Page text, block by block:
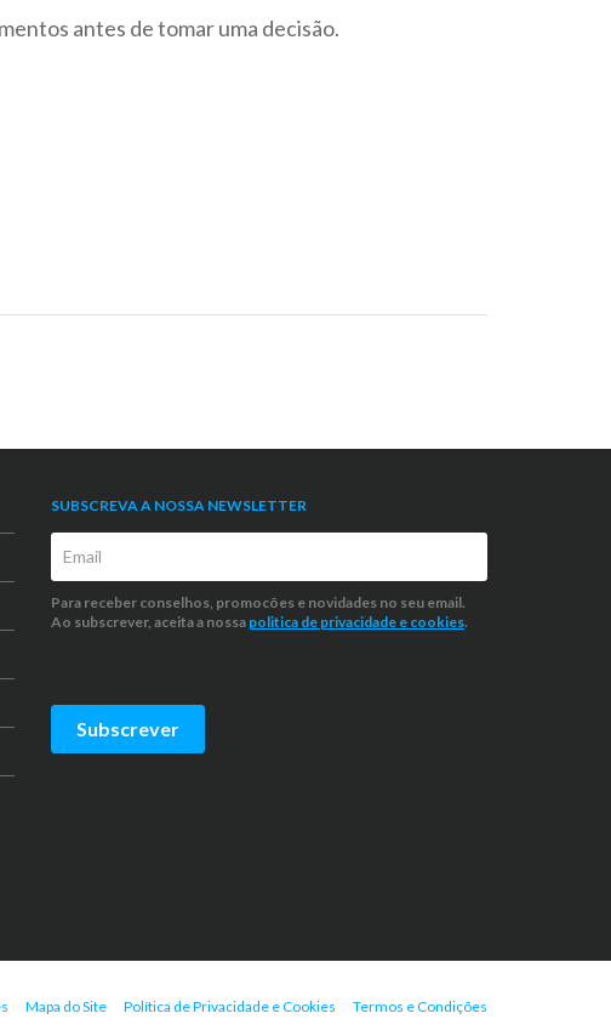
antes de tomar uma decisão.
SUBSCREVA A NOSSA NEWSLETTER
Para receber conselhos, promocões e novidades no seu email.
Ao subscrever, aceita a nossa politica de privacidade e cookies.
Subscrever
Mapa do Site Política de Privacidade e Cookies Termos e Condições